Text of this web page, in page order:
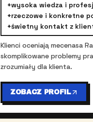
+wysoka wiedza i
+rzeczowe i konkretne
+świetny kontakt z
Klienci oceniają mecenasa
skomplikowane problemy
zrozumiały dla klienta.
ZOBACZ PROFIL